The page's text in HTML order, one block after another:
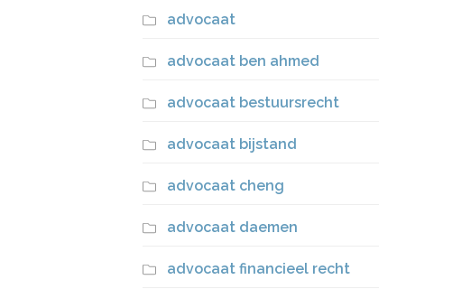
advocaat
advocaat ben ahmed
advocaat bestuursrecht
advocaat bijstand
advocaat cheng
advocaat daemen
advocaat financieel recht